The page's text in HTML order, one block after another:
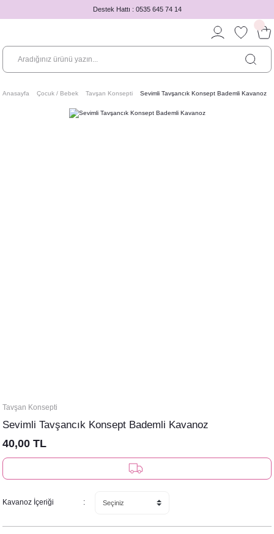
Destek Hattı : 0535 645 74 14
Anasayfa Çocuk / Bebek Tavşan Konsepti Sevimli Tavşancık Konsept Bademli Kavanoz
Tavşan Konsepti
Sevimli Tavşancık Konsept Bademli Kavanoz
40,00 TL
Kavanoz İçeriği